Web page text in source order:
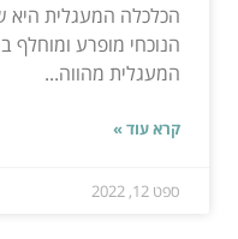
הכלכלה המעגלית היא
הנוכחי מופרע
המעגלית מהווה...
קרא עוד »
ספט 12, 2022